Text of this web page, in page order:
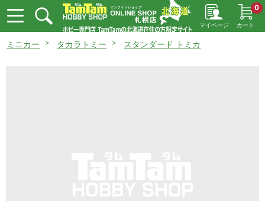
マイページ カート
0
ミニカー タカラトミー スタンダード トミカ